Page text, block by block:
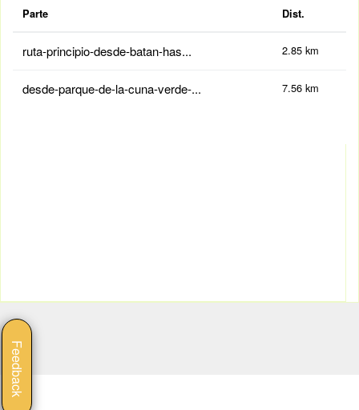
Feedback
Parte Dist.
ruta-principio-desde-batan-has... 2.85 km
desde-parque-de-la-cuna-verde-... 7.56 km